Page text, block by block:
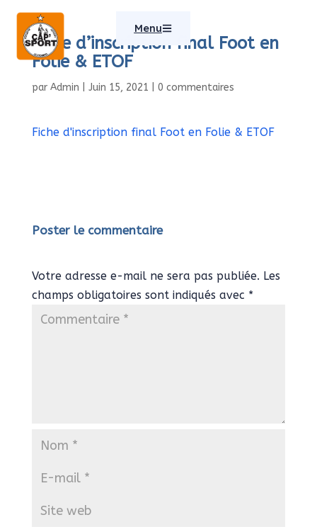
Menu
Fiche d’inscription final Foot en
Folie & ETOF
par Admin Juin 15, 2021 0 commentaires
Fiche d'inscription final Foot en Folie & ETOF
Poster le commentaire
Votre adresse e-mail ne sera pas publiée. Les
champs obligatoires sont indiqués avec *